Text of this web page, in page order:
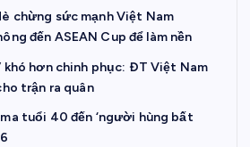
chừng sức mạnh Việt Nam
đến ASEAN Cup để làm nền
khó hơn chinh phục: ĐT Việt Nam
trận ra quân
tuổi 40 đến ‘người hùng bất